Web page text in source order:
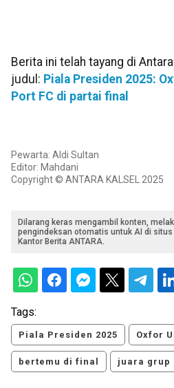
Berita ini telah tayang di
judul: Piala Presiden 2025:
Port FC di partai final
Pewarta: Aldi Sultan
Editor: Mahdani
Copyright © ANTARA KALSEL 2025
Dilarang keras mengambil konten,
pengindeksan otomatis untuk AI di
Kantor Berita ANTARA.
Tags:
Piala Presiden 2025 Oxfor
bertemu di final juara grup